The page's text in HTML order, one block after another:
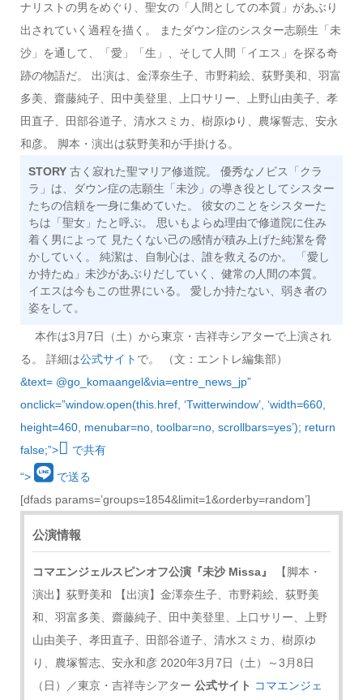
ナリストの男をめぐり、聖女の「人間としての本質」があぶり
出されていく過程を描く。 またダウン症のシスター志願生「未
沙」を通して、「愛」「生」、そして人間「イエス」を探る奇
跡の物語だ。 出演は、金澤奈生子、市野莉絵、荻野美和、羽富
多美、齋藤純子、田中美登里、上口サリー、上野山由美子、孝
田直子、田部谷道子、清水スミカ、樹原ゆり、農塚誓志、安永
和彦。 脚本・演出は荻野美和が手掛ける。
STORY古く寂れた聖マリア修道院。 優秀なノビス「クラ
ラ」は、ダウン症の志願生「未沙」の導き役としてシスター
たちの信頼を一身に集めていた。 彼女のことをシスターた
ちは「聖女」たと呼ぶ。 思いもよらぬ理由で修道院に住み
着く男によって 見たくない己の感情が積み上げた純潔を脅
かしていく。 純潔は、自制心は、誰を救えるのか。 「愛し
か持たぬ」未沙があぶりだしていく、健常の人間の本質。
イエスは今もこの世界にいる。 愛しか持たない、弱き者の
姿をして。
本作は3月7日（土）から東京・吉祥寺シアターで上演され
る。 詳細は公式サイト で。 （文：エントレ編集部）
&text=@go_komaangel&via=entre_news_jp”
onclick=”window.open(this.href, ‘Twitterwindow’, ‘width=660,
height=460, menubar=no, toolbar=no, scrollbars=yes’); return
false;”>
で共有
“>
で送る
[dfads params=’groups=1854&limit=1&orderby=random’]
公演情報
コマエンジェルスピンオフ公演『未沙 Missa』
【脚本・
演出】荻野美和 【出演】金澤奈生子、市野莉絵、荻野美
和、羽富多美、齋藤純子、田中美登里、上口サリー、上野
山由美子、孝田直子、田部谷道子、清水スミカ、樹原ゆ
り、農塚誓志、安永和彦 2020年3月7日（土）～3月8日
（日）／東京・吉祥寺シアター 公式サイト コマエンジェ